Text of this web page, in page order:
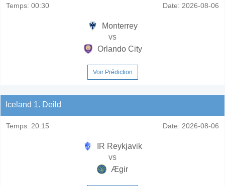
Temps: 00:30 Date: 2026-08-06
Monterrey
vs
Orlando City
Voir Prédiction
Iceland 1. Deild
Temps: 20:15 Date: 2026-08-06
IR Reykjavik
vs
Ægir